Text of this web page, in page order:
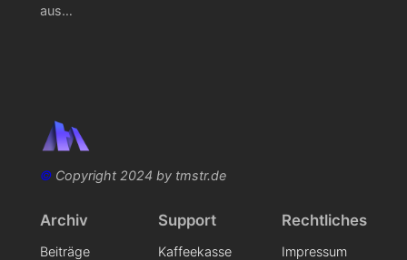
aus…
©Copyright 2024 by tmstr.de
Archiv
Beiträge
Support
Kaffeekasse
Rechtliches
Impressum